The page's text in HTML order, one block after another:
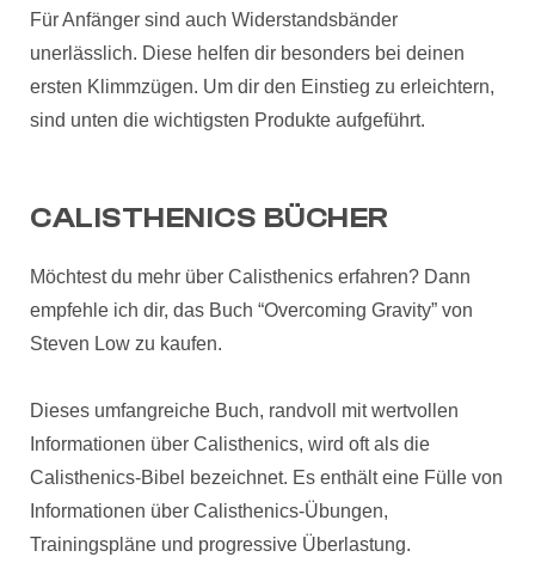
Für Anfänger sind auch Widerstandsbänder
unerlässlich. Diese helfen dir besonders bei deinen
ersten Klimmzügen. Um dir den Einstieg zu erleichtern,
sind unten die wichtigsten Produkte aufgeführt.
CALISTHENICS BÜCHER
Möchtest du mehr über Calisthenics erfahren? Dann
empfehle ich dir, das Buch “Overcoming Gravity” von
Steven Low zu kaufen.
Dieses umfangreiche Buch, randvoll mit wertvollen
Informationen über Calisthenics, wird oft als die
Calisthenics-Bibel bezeichnet. Es enthält eine Fülle von
Informationen über Calisthenics-Übungen,
Trainingspläne und progressive Überlastung.